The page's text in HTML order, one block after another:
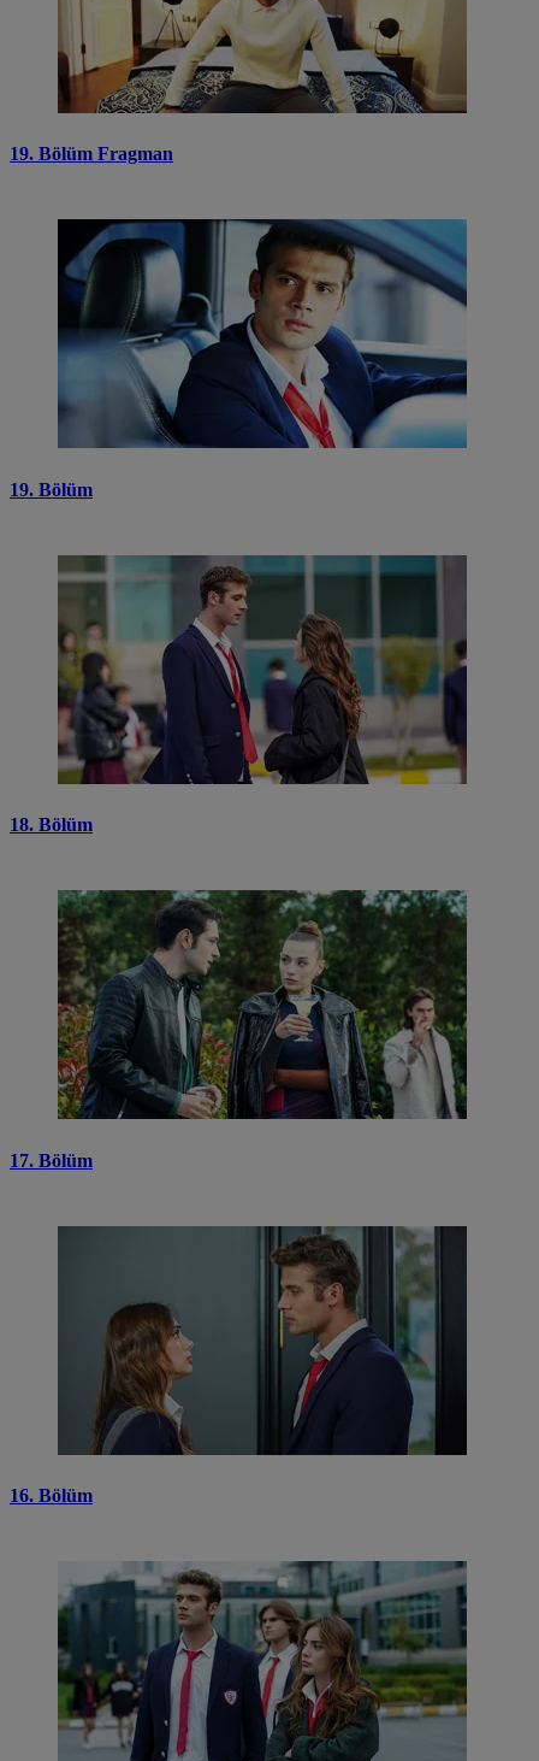
19. Bölüm Fragman
19. Bölüm
18. Bölüm
17. Bölüm
16. Bölüm